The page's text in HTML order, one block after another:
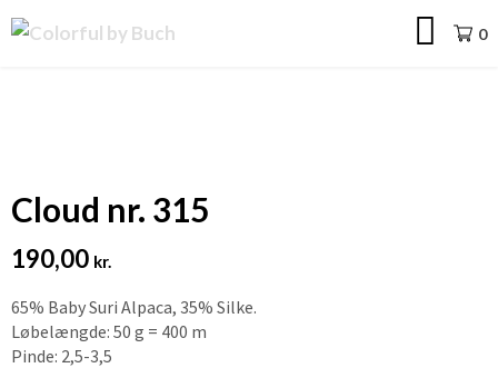
Skip
0
Cloud nr. 315
190,00 kr.
65% Baby Suri Alpaca, 35% Silke.
Løbelængde: 50 g = 400 m
Pinde: 2,5-3,5